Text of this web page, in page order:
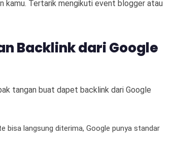
kamu. Tertarik mengikuti event blogger atau
Backlink dari Google
tangan buat dapet backlink dari Google
bisa langsung diterima, Google punya standar